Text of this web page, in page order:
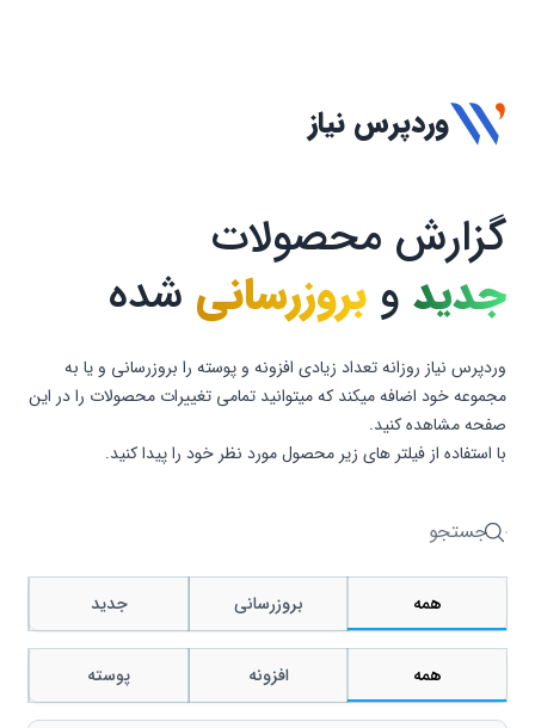
وردپرس نیاز
گزارش محصولات
جدید و بروزرسانی شده
وردپرس نیاز روزانه تعداد زیادی افزونه و پوسته را بروزرسانی و یا به
مجموعه خود اضافه میکند که میتوانید تمامی تغییرات محصولات را در این
صفحه مشاهده کنید.
با استفاده از فیلتر های زیر محصول مورد نظر خود را پیدا کنید.
جستجو
همه بروزرسانی جدید
همه افزونه پوسته